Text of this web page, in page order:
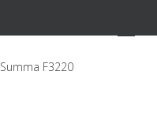
Summa F3220